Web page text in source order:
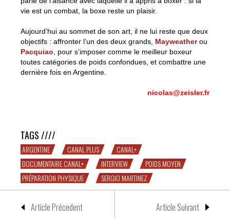
vie est un combat, la boxe reste un plaisir.
Aujourd’hui au sommet de son art, il ne lui reste que deux
objectifs : affronter l’un des deux grands, Mayweatherou
Pacquiao , pour s’imposer comme le meilleur boxeur
toutes catégories de poids confondues, et combattre une
dernière fois en Argentine.
nicolas@zeisler.fr
TAGS ////
ARGENTINE CANAL PLUS
CANAL+
DOCUMENTAIRE CANAL+
INTERVIEW
POIDS MOYEN
PRÉPARATION PHYSIQUE
SERGIO MARTINEZ
Article Précedent Article Suivant